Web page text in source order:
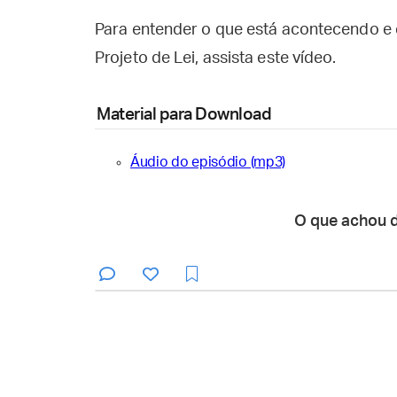
Para entender o que está acontecendo
Projeto de Lei, assista este vídeo.
Material para Download
Áudio do episódio (mp3)
O que achou